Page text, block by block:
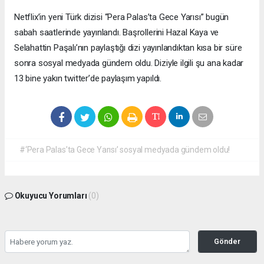
Netflix’in yeni Türk dizisi “Pera Palas’ta Gece Yarısı” bugün
sabah saatlerinde yayınlandı. Başrollerini Hazal Kaya ve
Selahattin Paşalı’nın paylaştığı dizi yayınlandıktan kısa bir süre
sonra sosyal medyada gündem oldu. Diziyle ilgili şu ana kadar
13 bine yakın twitter’de paylaşım yapıldı.
#‘Pera Palas’ta Gece Yarısı’ sosyal medyada gündem oldu!
Okuyucu Yorumları (0)
Gönder